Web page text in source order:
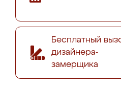
Бесплатный
дизайнера-
замерщика